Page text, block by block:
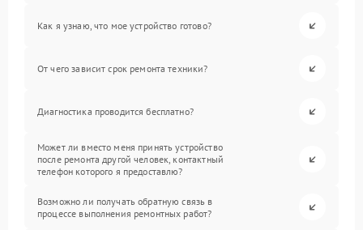
Как я узнаю, что мое устройство готово?
От чего зависит срок ремонта техники?
Диагностика проводится бесплатно?
Может ли вместо меня принять устройство
после ремонта другой человек, контактный
телефон которого я предоставлю?
Возможно ли получать обратную связь в
процессе выполнения ремонтных работ?